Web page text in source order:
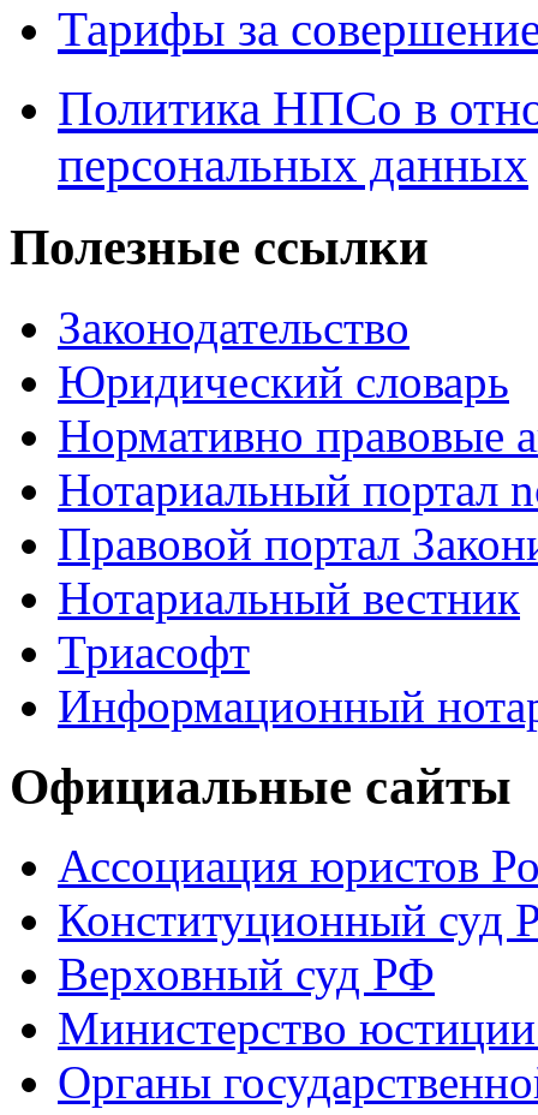
Тарифы за
Политика НПСо в
персональных данных
Полезные ссылки
Законодательство
Юридический словарь
Нормативно правовые
Нотариальный портал
Правовой портал
Нотариальный вестник
Триасофт
Информационный
Официальные сайты
Ассоциация юристов
Конституционный суд
Верховный суд РФ
Министерство
Органы